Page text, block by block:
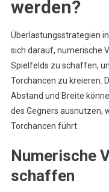
werden?
Überlastungsstrategien
sich darauf, numerische
Spielfelds zu schaffen,
Torchancen zu kreieren.
Abstand und Breite
des Gegners ausnutzen,
Torchancen führt.
Numerische
schaffen